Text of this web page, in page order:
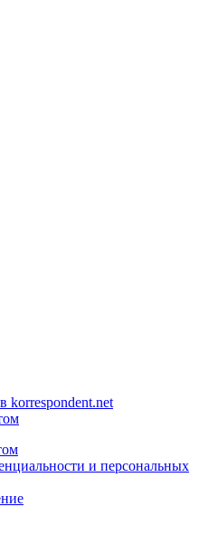
korrespondent.net
и персональных